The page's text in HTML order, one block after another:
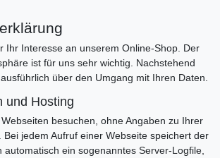
Ihr Interesse an unserem Online-Shop. Der
ist für uns sehr wichtig. Nachstehend
über den Umgang mit Ihren Daten.
und Hosting
besuchen, ohne Angaben zu Ihrer
Bei jedem Aufruf einer Webseite speichert der
automatisch ein sogenanntes Server-Logfile,